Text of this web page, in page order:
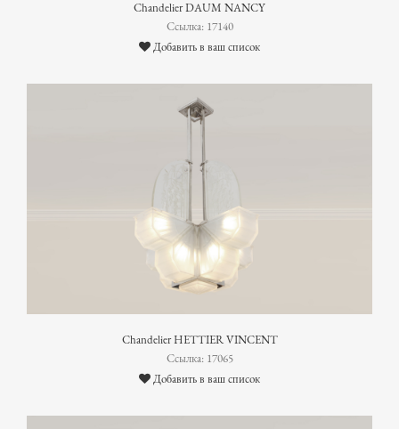
Chandelier DAUM NANCY
Ссылка: 17140
Добавить в ваш список
Chandelier HETTIER VINCENT
Ссылка: 17065
Добавить в ваш список